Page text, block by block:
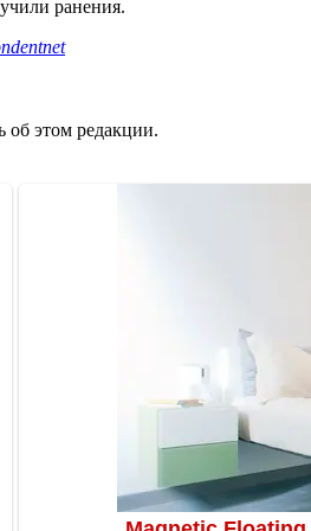
ранения.
об этом редакции.